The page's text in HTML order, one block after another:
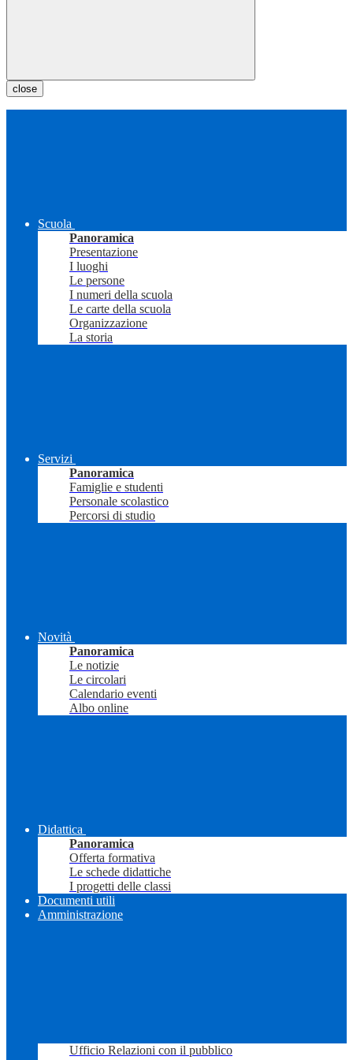
close
Scuola
Panoramica
Presentazione
I luoghi
Le persone
I numeri della scuola
Le carte della scuola
Organizzazione
La storia
Servizi
Panoramica
Famiglie e studenti
Personale scolastico
Percorsi di studio
Novità
Panoramica
Le notizie
Le circolari
Calendario eventi
Albo online
Didattica
Panoramica
Offerta formativa
Le schede didattiche
I progetti delle classi
Documenti utili
Amministrazione
Ufficio Relazioni con il pubblico